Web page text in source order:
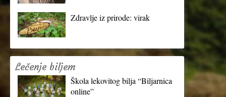
Zdravlje iz prirode: virak
Lečenje biljem
Škola lekovitog bilja “Biljarnica
online”